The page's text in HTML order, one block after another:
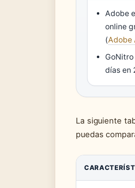
Adobe
online
(Adobe
días en
La siguiente
puedas